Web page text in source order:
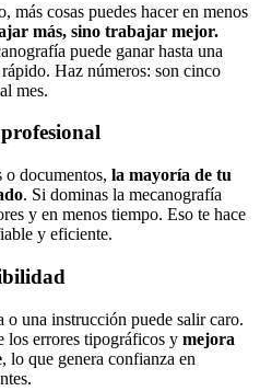
más cosas puedes hacer en menos
más, sino trabajar mejor.
puede ganar hasta una
Haz números: son cinco
mes.
o documentos, la mayoría de tu
. Si dominas la mecanografía
y en menos tiempo. Eso te hace
y eficiente.
una instrucción puede salir caro.
los errores tipográficos y mejora
, lo que genera confianza en